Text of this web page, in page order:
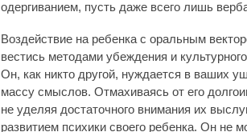
одергиванием, пусть даже всего лишь
Воздействие на ребенка с оральным
вестись методами убеждения и
Он, как никто другой, нуждается в ваших
массу смыслов. Отмахиваясь от его
не уделяя достаточного внимания их
развитием психики своего ребенка. Он не